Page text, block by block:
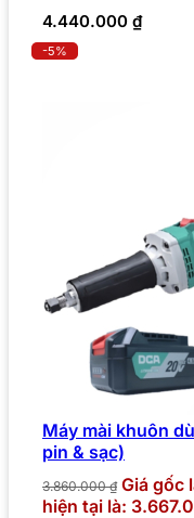
4.440.000 ₫
-5%
Máy mài khuôn
pin & sạc)
3.860.000₫ Giá gốc
hiện tại là: